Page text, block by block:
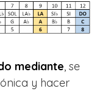
mediante, se
y hacer